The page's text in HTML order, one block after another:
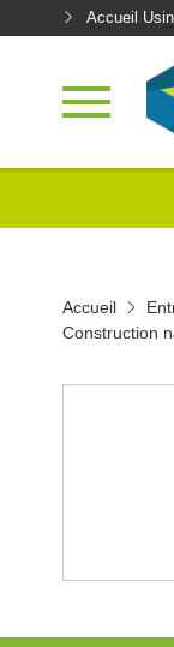
Accueil
Accueil
Construction